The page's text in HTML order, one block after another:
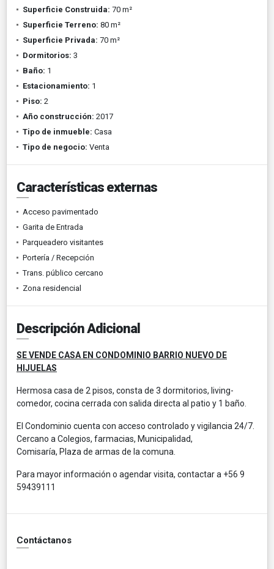
Superficie Construida: 70 m²
Superficie Terreno: 80 m²
Superficie Privada: 70 m²
Dormitorios: 3
Baño: 1
Estacionamiento: 1
Piso: 2
Año construcción: 2017
Tipo de inmueble: Casa
Tipo de negocio: Venta
Características externas
Acceso pavimentado
Garita de Entrada
Parqueadero visitantes
Portería / Recepción
Trans. público cercano
Zona residencial
Descripción Adicional
SE VENDE CASA EN CONDOMINIO BARRIO NUEVO DE
HIJUELAS
Hermosa casa de 2 pisos, consta de 3 dormitorios, living-
comedor, cocina cerrada con salida directa al patio y 1 baño.
El Condominio cuenta con acceso controlado y vigilancia 24/7.
Cercano a Colegios, farmacias, Municipalidad,
Comisaría, Plaza de armas de la comuna.
Para mayor información o agendar visita, contactar a +56 9
59439111
Contáctanos